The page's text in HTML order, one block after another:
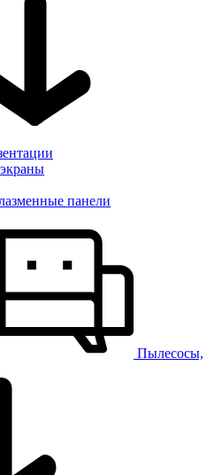
панели
Пылесосы,